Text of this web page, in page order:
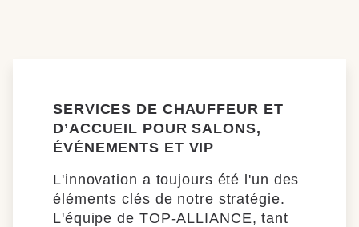
SERVICES DE CHAUFFEUR ET
D’ACCUEIL POUR SALONS,
ÉVÉNEMENTS ET VIP
L'innovation a toujours été l'un des
éléments clés de notre stratégie.
L'équipe de TOP-ALLIANCE, tant